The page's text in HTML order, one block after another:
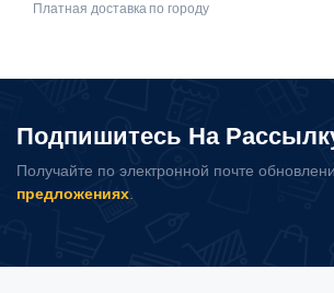
Платная доставка по городу
Подпишитесь На
Получайте по электронной почте
предложениях.